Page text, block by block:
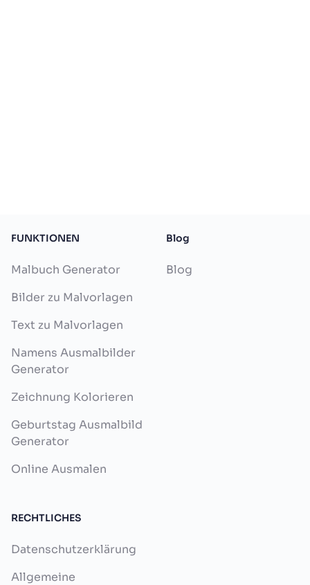
FUNKTIONEN
Malbuch Generator
Bilder zu Malvorlagen
Text zu Malvorlagen
Namens Ausmalbilder
Generator
Zeichnung Kolorieren
Geburtstag Ausmalbild
Generator
Online Ausmalen
Blog
Blog
RECHTLICHES
Datenschutzerklärung
Allgemeine